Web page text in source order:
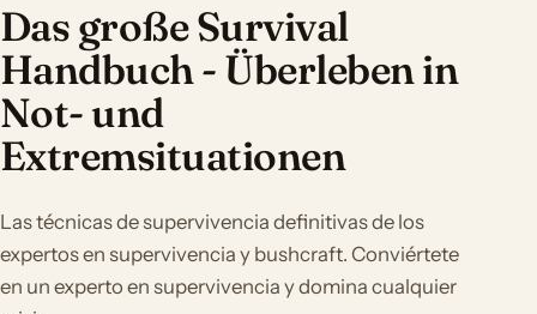
Das große Survival
Handbuch - Überleben in
Not- und
Extremsituationen
Las técnicas de supervivencia definitivas de los
expertos en supervivencia y bushcraft. Conviértete
en un experto en supervivencia y domina cualquier